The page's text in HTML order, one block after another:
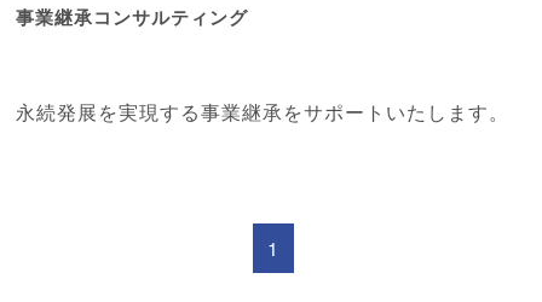
事業継承コンサルティング
永続発展を実現する事業継承をサポートいたします。
1